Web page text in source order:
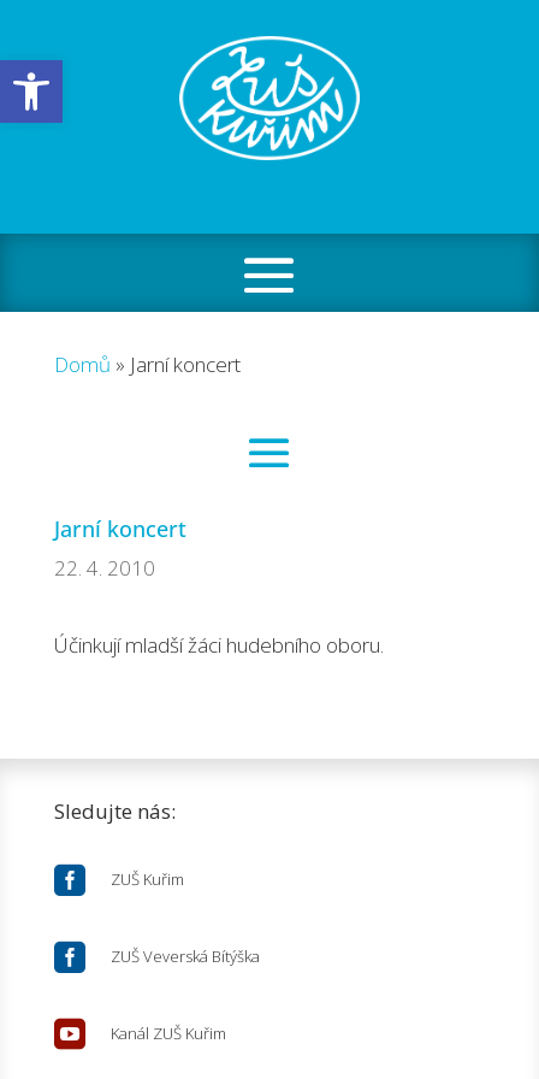
Open toolbar
Domů » Jarní koncert
Jarní koncert
22. 4. 2010
Účinkují mladší žáci hudebního oboru.
Sledujte nás:
 ZUŠ Kuřim
 ZUŠ Veverská Bítýška
 Kanál ZUŠ Kuřim